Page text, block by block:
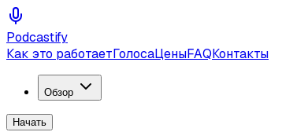
Podcastify
Как это работаетГолосаЦеныFAQКонтакты
Обзор
Начать